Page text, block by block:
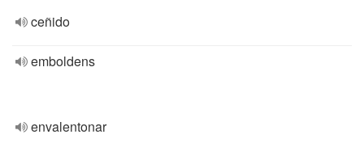
ceñido
emboldens
envalentonar